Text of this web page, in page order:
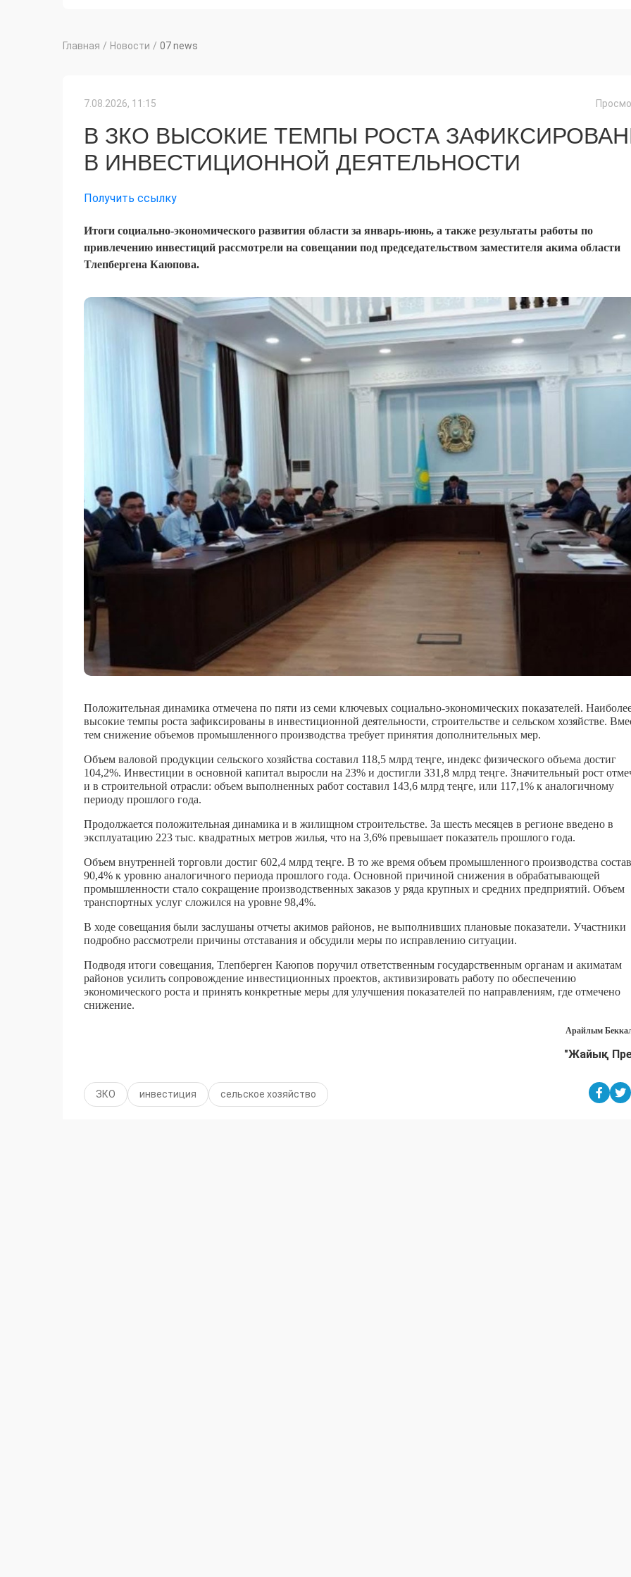
Главная / Новости / 07 news
7.08.2026, 11:15
В ЗКО ВЫСОКИЕ ТЕМПЫ РОСТА
В ИНВЕСТИЦИОННОЙ ДЕЯТЕЛЬНОСТИ
Получить ссылку
Итоги социально-экономического развития области за январь-июнь, а также результаты работы по
привлечению инвестиций рассмотрели на совещании под председательством заместителя акима области
Тлепбергена Каюпова.
Положительная динамика отмечена по пяти из семи ключевых социально-экономических показателей.
высокие темпы роста зафиксированы в инвестиционной деятельности, строительстве и сельском хозяйстве.
тем снижение объемов промышленного производства требует принятия дополнительных мер.
Объем валовой продукции сельского хозяйства составил 118,5 млрд теңге, индекс физического объема достиг
104,2%. Инвестиции в основной капитал выросли на 23% и достигли 331,8 млрд теңге. Значительный рост
и в строительной отрасли: объем выполненных работ составил 143,6 млрд теңге, или 117,1% к аналогичному
периоду прошлого года.
Продолжается положительная динамика и в жилищном строительстве. За шесть месяцев в регионе введено в
эксплуатацию 223 тыс. квадратных метров жилья, что на 3,6% превышает показатель прошлого года.
Объем внутренней торговли достиг 602,4 млрд теңге. В то же время объем промышленного производства
90,4% к уровню аналогичного периода прошлого года. Основной причиной снижения в обрабатывающей
промышленности стало сокращение производственных заказов у ряда крупных и средних предприятий. Объем
транспортных услуг сложился на уровне 98,4%.
В ходе совещания были заслушаны отчеты акимов районов, не выполнивших плановые показатели. Участники
подробно рассмотрели причины отставания и обсудили меры по исправлению ситуации.
Подводя итоги совещания, Тлепберген Каюпов поручил ответственным государственным органам и акиматам
районов усилить сопровождение инвестиционных проектов, активизировать работу по обеспечению
экономического роста и принять конкретные меры для улучшения показателей по направлениям, где отмечено
снижение.
Арайлым
"Жайық
ЗКО инвестиция сельское хозяйство